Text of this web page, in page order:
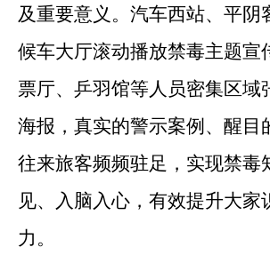
及重要意义。汽车西站、平阴
候车大厅滚动播放禁毒主题宣
票厅、乒羽馆等人员密集区域
海报，真实的警示案例、醒目
往来旅客频频驻足，实现禁毒
见、入脑入心，有效提升大家
力。